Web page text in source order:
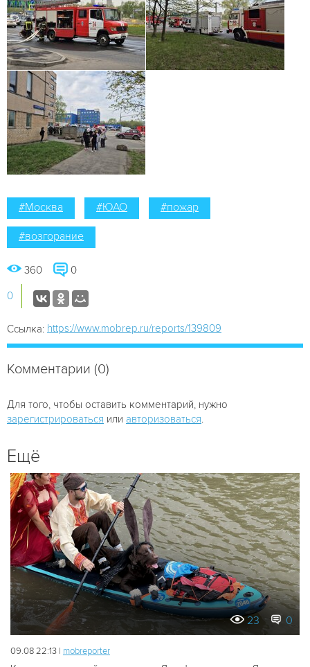
#Москва #ЮАО #пожар
#возгорание
360 0
0
Ссылка: https://www.mobrep.ru/reports/139809
Комментарии (0)
Для того, чтобы оставить комментарий, нужно
зарегистрироваться или авторизоваться
Ещё
23 0
09.08 22:13 | mobreporter